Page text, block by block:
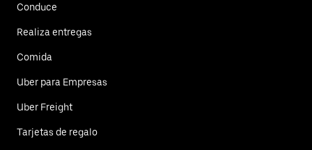
Conduce
Realiza entregas
Comida
Uber para Empresas
Uber Freight
Tarjetas de regalo